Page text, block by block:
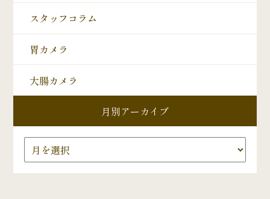
スタッフコラム
胃カメラ
大腸カメラ
月別アーカイブ